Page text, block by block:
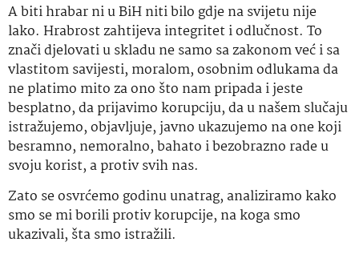
A biti hrabar ni u BiH niti bilo gdje na svijetu nije
lako. Hrabrost zahtijeva integritet i odlučnost. To
znači djelovati u skladu ne samo sa zakonom već i sa
vlastitom savijesti, moralom, osobnim odlukama da
ne platimo mito za ono što nam pripada i jeste
besplatno, da prijavimo korupciju, da u našem slučaju
istražujemo, objavljuje, javno ukazujemo na one koji
besramno, nemoralno, bahato i bezobrazno rade u
svoju korist, a protiv svih nas.
Zato se osvrćemo godinu unatrag, analiziramo kako
smo se mi borili protiv korupcije, na koga smo
ukazivali, šta smo istražili.